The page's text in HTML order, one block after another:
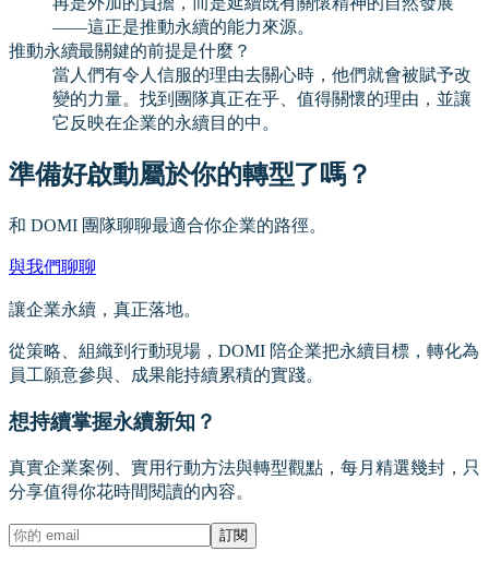
——這正是推動永續的能力來源。
推動永續最關鍵的前提是什麼？
當人們有令人信服的理由去關心時，他們就會被賦予改
變的力量。找到團隊真正在乎、值得關懷的理由，並讓
它反映在企業的永續目的中。
準備好啟動屬於你的轉型了嗎？
和 DOMI 團隊聊聊最適合你企業的路徑。
與我們聊聊
讓企業永續，真正落地。
從策略、組織到行動現場，DOMI 陪企業把永續目標，轉化為
員工願意參與、成果能持續累積的實踐。
想持續掌握永續新知？
真實企業案例、實用行動方法與轉型觀點，每月精選幾封，只
分享值得你花時間閱讀的內容。
訂閱